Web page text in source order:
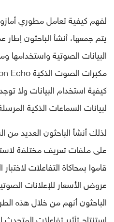
لفهم كيفية تعامل مطوري
يتم جمعها، أنشأ الباحثون
البيانات الصوتية
كيفية استخدام البيانات ولا
لبيانات السماعات الذكية
لذلك أنشأ الباحثون العديد
على ملفات تعريف مختلفة
قاموا بمحاكاة التفاعلات
عروض الأسعار للإعلانات
الباحثون أنهم من خلال هذه
استنتاج تأثير تفاعلات